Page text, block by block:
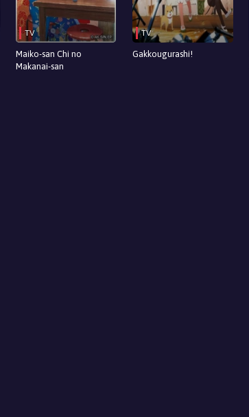
TV
Maiko-san Chi no
Makanai-san
TV
Gakkougurashi!